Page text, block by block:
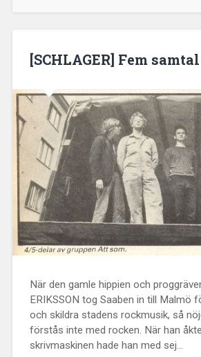
[SCHLAGER] Fem
När den gamle hippien och
ERIKSSON tog Saaben in till Malmö
och skildra stadens rockmusik, så
förstås inte med rocken. När han
skrivmaskinen hade han med sej…